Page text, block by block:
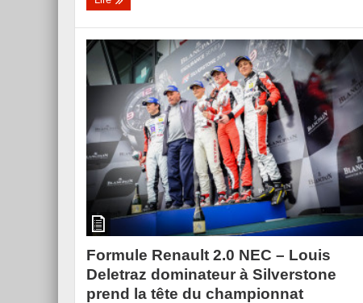
Formule Renault 2.0 NEC – Louis
Deletraz dominateur à Silverstone
prend la tête du championnat